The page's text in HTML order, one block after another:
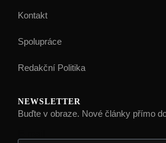
Kontakt
Spolupráce
Redakční Politika
NEWSLETTER
Buďte v obraze. Nové články přímo